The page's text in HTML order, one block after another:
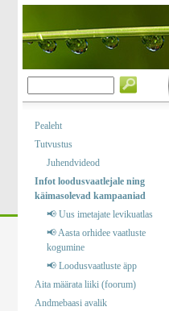
Pealeht
Tutvustus
Juhendvideod
Infot loodusvaatlejale ning
käimasolevad kampaaniad
📢 Uus imetajate levikuatlas
📢 Aasta orhidee vaatluste
kogumine
📢 Loodusvaatluste äpp
Aita määrata liiki (foorum)
Andmebaasi avalik